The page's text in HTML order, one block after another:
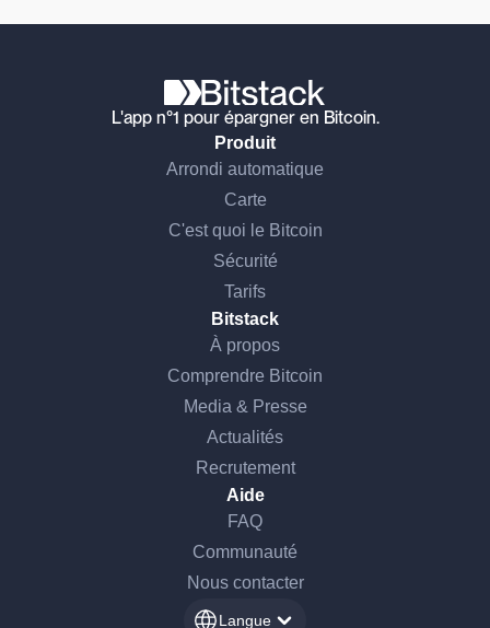
L'app n°1 pour épargner en Bitcoin.
Produit
Arrondi automatique
Carte
C'est quoi le Bitcoin
Sécurité
Tarifs
Bitstack
À propos
Comprendre Bitcoin
Media & Presse
Actualités
Recrutement
Aide
FAQ
Communauté
Nous contacter
Langue